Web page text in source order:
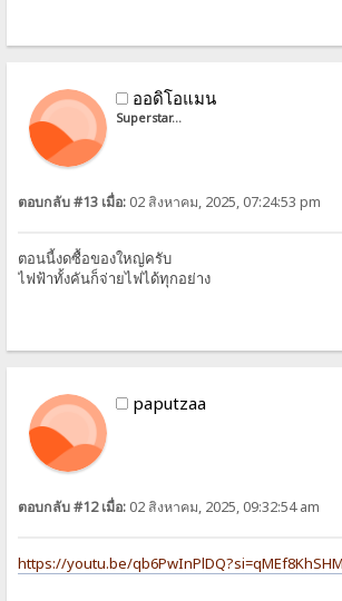
ออดิโอแมน
Superstar...
ตอบกลับ #13 เมื่อ: 02 สิงหาคม, 2025, 07:24:53 pm
ตอนนี้งดซื้อของใหญ่ครับ
ไฟฟ้าทั้งคันก็จ่ายไฟได้ทุกอย่าง
paputzaa
ตอบกลับ #12 เมื่อ: 02 สิงหาคม, 2025, 09:32:54 am
https://youtu.be/